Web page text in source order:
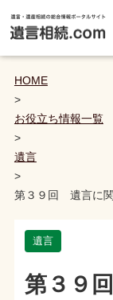
HOME
>
お役立ち情報一覧
>
遺言
>
第３９回 遺言に
遺言
第３９